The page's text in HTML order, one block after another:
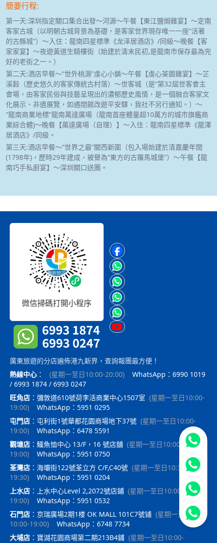
簡要行程:
第一天:深圳指定關口集合出發～河源～午餐【東江鹽焗雞宴】～定南
客家古城（以明朝古城背景為基礎，是客家世界現存唯一一座“活著
的古縣城”）～入住：龍南四星標準《龙泽居酒店》/同級～晚餐【客
家家宴】～夜遊黃道生騎樓街（始建於清末民初,是龍南市保存最為完
好的老街之一。）
第二天:酒店早餐～“世外桃源”虔心小鎮～午餐【虔心茶園雞宴】～芷
溪穀（歷史悠久的客家傳統古村落）～世客城（是“第32屆世客會主
會場，由客家民俗與技藝呈現出的濃郁歷史風情，是一個融合客家文
化展示、非遺展覽，如遇閉館改遊平安驛，我社不另行通知。）～
“龍南商業地標”龍南萬達廣場（龍南首座體量超10萬方的城市旗艦商
業綜合體)～晚餐【萬達廣場（自理）】～入住：龍南四星標準《龍澤
居酒店》/同級。
第三天:酒店早餐～“世界之最”關西新圍（包入場始建於清嘉慶年間
(1798年)，歷時29年建成，被譽為“東方的古羅馬城堡”）～午餐【龍
南巧手私廚宴】～深圳關口送團。
微信掃碼打開小程序
廣東旅遊的分店遍佈港九新界，查詢報團最方便！
熱線中心 ： (星期一至日10:00-20:00)
WhatsApp：6990 1019
/ 6993 1874 / 6993 0247
旺角店 ： 彌敦道610號荷李活商業中心1507室 (星期一至日10:00-
19:00)
WhatsApp：5951 0295
屯門店 ： 屯利街1號華都花園商場地下37號 (星期一至日10:00-
19:00)
WhatsApp：6478 5591
觀塘店 ： 鱷魚恤中心 13/F，16 號店舖 (星期一至日10:00-
19:00)
WhatsApp：5951 0750
荃灣店 ： 海壩街122號荃立方 C/F,C40號 (星期一至日10:30-
19:30)
WhatsApp：5951 0204
上水店 ： 上水中心Level 2,2072號店鋪 (星期一至日10:00-
19:00)
WhatsApp：5951 0532
石門店 ： 京瑞廣場2期1楼 OK MALL 101C7號铺 (星期一至日
10:00-19:00)
WhatsApp：6748 7734
大埔店 ： 寶湖花園商場第二期213B4鋪 (星期一至日10:00-
立即